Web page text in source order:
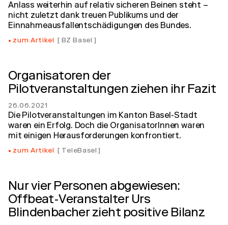
Anlass weiterhin auf relativ sicheren Beinen steht ­–
nicht zuletzt dank treuen Publikums und der
Einnahmeausfallentschädigungen des Bundes.
zum Artikel BZ Basel
Organisatoren der
Pilotveranstaltungen ziehen ihr Fazit
26.06.2021
Die Pilotveranstaltungen im Kanton Basel-Stadt
waren ein Erfolg. Doch die OrganisatorInnen waren
mit einigen Herausforderungen konfrontiert.
zum Artikel TeleBasel
Nur vier Personen abgewiesen:
Offbeat-Veranstalter Urs
Blindenbacher zieht positive Bilanz